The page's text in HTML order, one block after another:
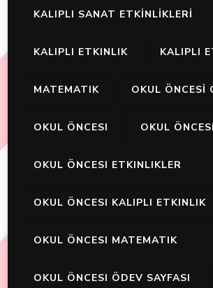
KALIPLI SANAT ETKİNLİKLERİ
KALIPLI ETKINLIK KALIPLI
MATEMATIK OKUL ÖNCESİ
OKUL ÖNCESI OKUL
OKUL ÖNCESI ETKINLIKLER
OKUL ÖNCESI KALIPLI ETKINLIK
OKUL ÖNCESI MATEMATIK
OKUL ÖNCESI ÖDEV SAYFASI